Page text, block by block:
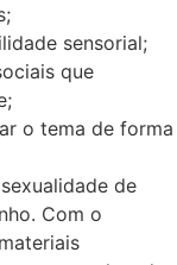
sensorial;
que
o tema de forma
de
Com o